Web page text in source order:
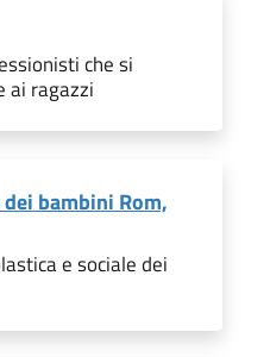
che si
ai ragazzi
bambini Rom,
e sociale dei